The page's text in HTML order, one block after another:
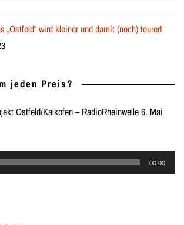
„Ostfeld“ wird kleiner und damit (noch) teurer!
jeden Preis?
Ostfeld/Kalkofen – RadioRheinwelle 6. Mai
00:00